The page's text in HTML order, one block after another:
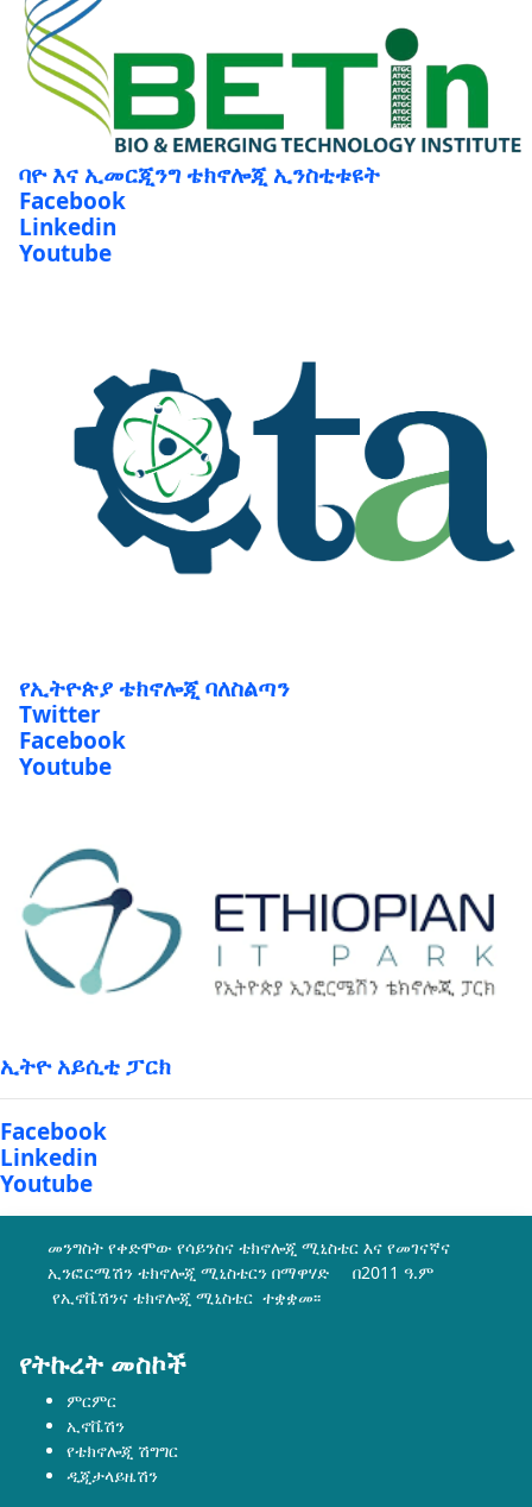
ባዮ እና ኢመርጂንግ ቴክኖሎጂ ኢንስቲቱዩት
Facebook
Linkedin
Youtube
የኢትዮጵያ ቴክኖሎጂ ባለስልጣን
Twitter
Facebook
Youtube
ኢትዮ አይሲቲ ፓርክ
Facebook
Linkedin
Youtube
መንግስት የቀድሞው የሳይንስና ቴክኖሎጂ ሚኒስቴር እና የመገናኛና
ኢንፎርሜሽን ቴክኖሎጂ ሚኒስቴርን በማዋሃድ በ2011 ዓ.ም
የኢኖቬሽንና ቴክኖሎጂ ሚኒስቴር ተቋቋመ፡፡
የትኩረት መስኮች
ምርምር
ኢኖቬሽን
የቴክኖሎጂ ሽግግር
ዲጂታላይዜሽን